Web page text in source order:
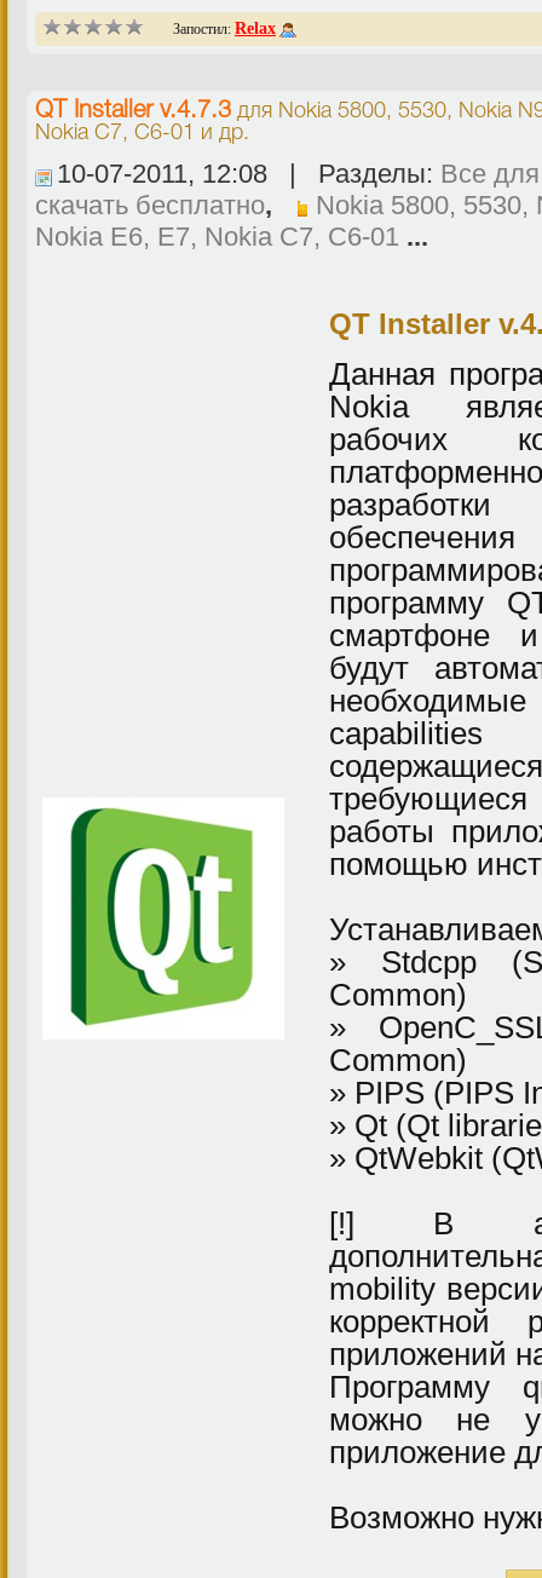
Запостил: Relax
QT Installer v.4.7.3 для Nokia 5800, 5530, Nokia
Nokia C7, C6-01
и др.
10-07-2011, 12:08 | Разделы: Все
скачать бесплатно,
Nokia 5800, 5530,
Nokia E6, E7, Nokia C7, C6-01 ...
QT Installer
Данная
Nokia
рабочих
программу
смартфоне
будут
работы
помощью
» Stdcpp
Common)
»
Common)
» PIPS (PIPS
» Qt (Qt
» QtWebkit
[!] В
mobility
корректной
приложений
Программу
можно не
приложение
Возможно